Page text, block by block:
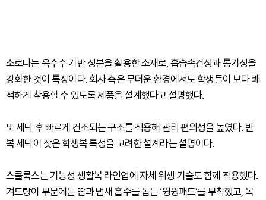
소로나는 옥수수 기반 성분을 활용한 소재로, 흡습속건성과 통기성을
강화한 것이 특징이다. 회사 측은 무더운 환경에서도 학생들이 보다 쾌
적하게 착용할 수 있도록 제품을 설계했다고 설명했다.
또 세탁 후 빠르게 건조되는 구조를 적용해 관리 편의성을 높였다. 반
복 세탁이 잦은 학생복 특성을 고려한 설계라는 설명이다.
스쿨룩스는 기능성 생활복 라인업에 자체 위생 기술도 함께 적용했다.
겨드랑이 부분에는 땀과 냄새 흡수를 돕는 ‘윙윙패드’를 부착했고, 목